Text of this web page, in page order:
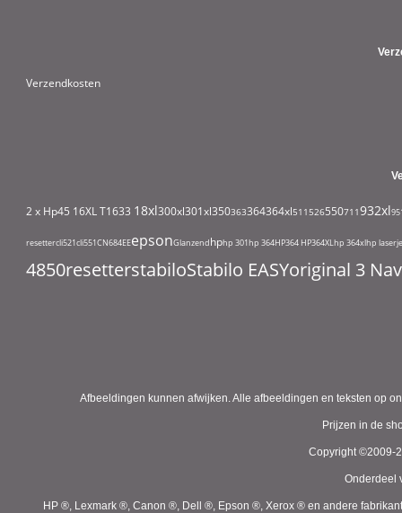
Verzendkosten
2 x Hp45 16XL T1633 18xl300xl301xl350363364364xl511 526550711932xl
resettercli521cli551CN684EEepsonGlanzendhphp 301hp 364HP364 HP364XLhp 364xlhp
4850resetterstabiloStabilo EASYoriginal 3
Afbeeldingen kunnen afwijken. Alle afbeeldingen en teksten op
Prijzen in de
Copyright ©2009-
Onderdeel
HP ®, Lexmark ®, Canon ®, Dell ®, Epson ®, Xerox ® en andere